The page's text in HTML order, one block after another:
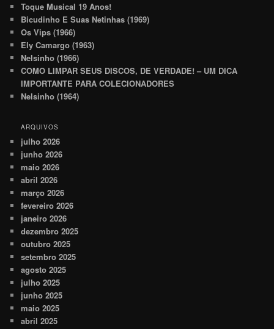
Toque Musical 19 Anos!
Bicudinho E Suas Netinhas (1969)
Os Vips (1966)
Ely Camargo (1963)
Nelsinho (1966)
COMO LIMPAR SEUS DISCOS, DE VERDADE! – UM DICA
IMPORTANTE PARA COLECIONADORES
Nelsinho (1964)
ARQUIVOS
julho 2026
junho 2026
maio 2026
abril 2026
março 2026
fevereiro 2026
janeiro 2026
dezembro 2025
outubro 2025
setembro 2025
agosto 2025
julho 2025
junho 2025
maio 2025
abril 2025